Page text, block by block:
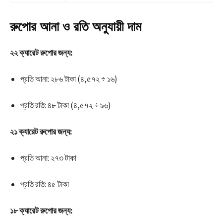
রুপোর আনা ও রতি অনুযায়ী দাম
২২ ক্যারেট রুপোর জন্য:
প্রতি আনা: ২৮৬ টাকা (৪,৫৭২ ÷ ১৬)
প্রতি রতি: ৪৮ টাকা (৪,৫৭২ ÷ ৯৬)
২১ ক্যারেট রুপোর জন্য:
প্রতি আনা: ২৭৩ টাকা
প্রতি রতি: ৪৫ টাকা
১৮ ক্যারেট রুপোর জন্য: